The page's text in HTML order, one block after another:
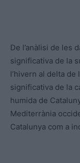
De l’anàlisi de les
significativa de la
l’hivern al delta de
significativa de la
humida de
Mediterrània
Catalunya com a